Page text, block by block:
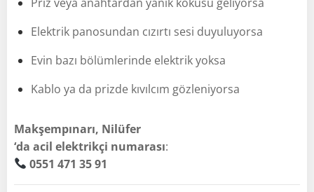
Elektrik panosundan cızırtı sesi duyuluyorsa
Evin bazı bölümlerinde elektrik yoksa
Kablo ya da prizde kıvılcım gözleniyorsa
Makşempınarı, Nilüfer
‘da acil elektrikçi numarası:
0551 471 35 91